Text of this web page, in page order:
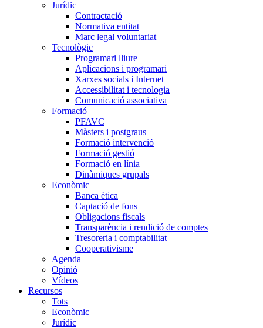
Jurídic
Contractació
Normativa entitat
Marc legal voluntariat
Tecnològic
Programari lliure
Aplicacions i programari
Xarxes socials i Internet
Accessibilitat i tecnologia
Comunicació associativa
Formació
PFAVC
Màsters i postgraus
Formació intervenció
Formació gestió
Formació en línia
Dinàmiques grupals
Econòmic
Banca ètica
Captació de fons
Obligacions fiscals
Transparència i rendició de comptes
Tresoreria i comptabilitat
Cooperativisme
Agenda
Opinió
Vídeos
Recursos
Tots
Econòmic
Jurídic